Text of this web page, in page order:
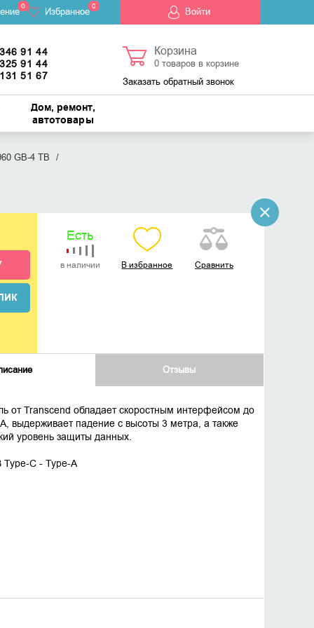
0 Избранное 0 Войти
91 44
91 44
51 67
Корзина
0товаров в корзине
Заказать обратный звонок
Дом, ремонт,
автотовары
GB-4 TB
Есть
в наличии В избранное Сравнить
Отзывы
от Transcend обладает скоростным интерфейсом до
выдерживает падение с высоты 3 метра, а также
уровень защиты данных.
Type-C - Type-A